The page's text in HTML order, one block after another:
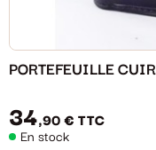
PORTEFEUILLE
34,90 € TTC
En stock